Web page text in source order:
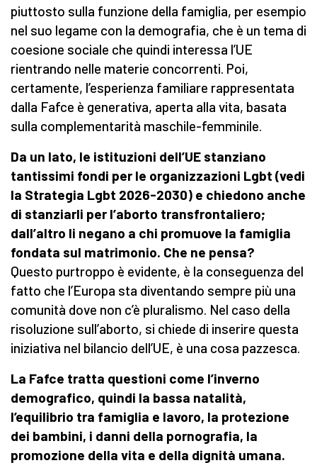
piuttosto sulla funzione della famiglia, per esempio
nel suo legame con la demografia, che è un tema di
coesione sociale che quindi interessa l’UE
rientrando nelle materie concorrenti. Poi,
certamente, l’esperienza familiare rappresentata
dalla Fafce è generativa, aperta alla vita, basata
sulla complementarità maschile-femminile.
Da un lato, le istituzioni dell’UE stanziano
tantissimi fondi per le organizzazioni Lgbt (vedi
la Strategia Lgbt 2026-2030) e chiedono anche
di stanziarli per l’aborto transfrontaliero;
dall’altro li negano a chi promuove la famiglia
fondata sul matrimonio. Che ne pensa?
Questo purtroppo è evidente, è la conseguenza del
fatto che l’Europa sta diventando sempre più una
comunità dove non c’è pluralismo. Nel caso della
risoluzione sull’aborto, si chiede di inserire questa
iniziativa nel bilancio dell’UE, è una cosa pazzesca.
La Fafce tratta questioni come l’inverno
demografico, quindi la bassa natalità,
l’equilibrio tra famiglia e lavoro, la protezione
dei bambini, i danni della pornografia, la
promozione della vita e della dignità umana.